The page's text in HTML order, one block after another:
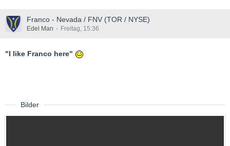
Franco - Nevada / FNV (TOR / NYSE)
Edel Man Freitag, 15:36
"I like Franco here"
Bilder